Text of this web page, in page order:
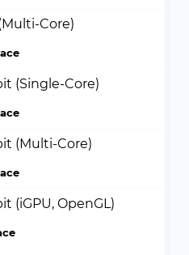
Core)
(Single-Core)
(Multi-Core)
(iGPU, OpenGL)